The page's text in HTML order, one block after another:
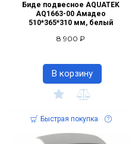
Биде подвесное AQUATEK
AQ1663-00 Амадео
510*365*310 мм, белый
8 900 ₽
В корзину
Быстрая покупка